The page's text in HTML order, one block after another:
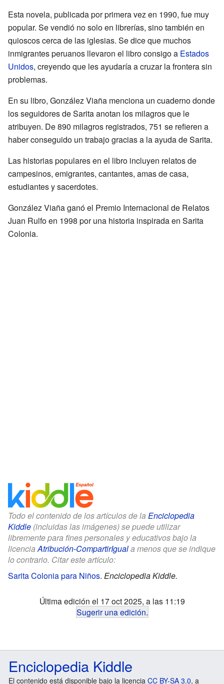
Esta novela, publicada por primera vez en 1990, fue muy
popular. Se vendió no solo en librerías, sino también en
quioscos cerca de las iglesias. Se dice que muchos
inmigrantes peruanos llevaron el libro consigo a Estados
Unidos, creyendo que les ayudaría a cruzar la frontera sin
problemas.
En su libro, González Viaña menciona un cuaderno donde
los seguidores de Sarita anotan los milagros que le
atribuyen. De 890 milagros registrados, 751 se refieren a
haber conseguido un trabajo gracias a la ayuda de Sarita.
Las historias populares en el libro incluyen relatos de
campesinos, emigrantes, cantantes, amas de casa,
estudiantes y sacerdotes.
González Viaña ganó el Premio Internacional de Relatos
Juan Rulfo en 1998 por una historia inspirada en Sarita
Colonia.
Todo el contenido de los artículos de la Enciclopedia
Kiddle (incluidas las imágenes) se puede utilizar
libremente para fines personales y educativos bajo la
licenciaAtribución-CompartirIguala menos que se indique
lo contrario. Citar este artículo:
Sarita Colonia para Niños. Enciclopedia Kiddle.
Última edición el 17 oct 2025, a las 11:19
Sugerir una edición.
Enciclopedia Kiddle
El contenido está disponible bajo la licencia CC BY-SA 3.0, a